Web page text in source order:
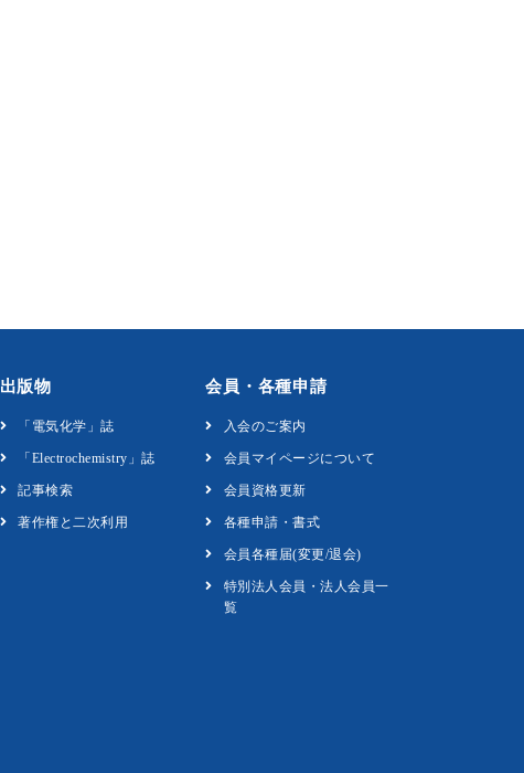
出版物
「電気化学」誌
「Electrochemistry」誌
記事検索
著作権と二次利用
会員・各種申請
入会のご案内
会員マイページについて
会員資格更新
各種申請・書式
会員各種届(変更/退会)
特別法人会員・法人会員一
覧